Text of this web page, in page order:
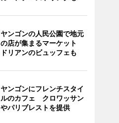
ヤンゴンの人民公園で地元
の店が集まるマーケット
ドリアンのビュッフェも
ヤンゴンにフレンチスタイ
ルのカフェ クロワッサン
やパリブレストを提供